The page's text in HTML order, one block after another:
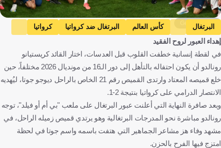
Getty Images
البرتغال كأس العالم البرتغال ضد كرواتيا
كرواتيا
كريستيانو رونالدو
إهداء العبور لروح الفقيد
في لقطة إنسانية خطفت القلوب قبل العدسات، اختار القائد كريستيانو
رونالدو أن يكون احتفاله بالتأهل إلى دور الـ16 من مونديال 2026 مختلفاً، حين
خلع قميصه المعتاد وارتدى القميص رقم 21 الخاص بالراحل ديوجو جوتا، ليُهديه
الانتصار الدرامي على كرواتيا بنتيجة 2-1.
وبعد صافرة النهاية التي أعلنت عبور البرتغال على ملعب "بي أم أو فيلد"، توجه
رونالدو مباشرة نحو المدرجات البرتغالية وهو يرتدي قميص زميله الراحل، في
مشهد وفاء هز مشاعر الجماهير التي هتفت باسمه واسم جوتا في لحظة
امتزج فيها الفرح بالحزن.